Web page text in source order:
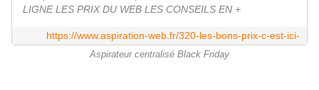
LIGNE LES PRIX DU WEB LES CONSEILS EN +
https://www.aspiration-web.fr/320-les-bons-prix-c-est-ici-
Aspirateur centralisé Black Friday